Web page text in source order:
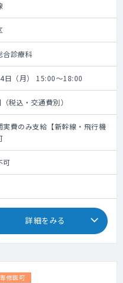
合診療科
日（月） 15:00～18:00
税込・交通費別）
実費のみ支給【新幹線・飛行機
可
詳細をみる
修医可